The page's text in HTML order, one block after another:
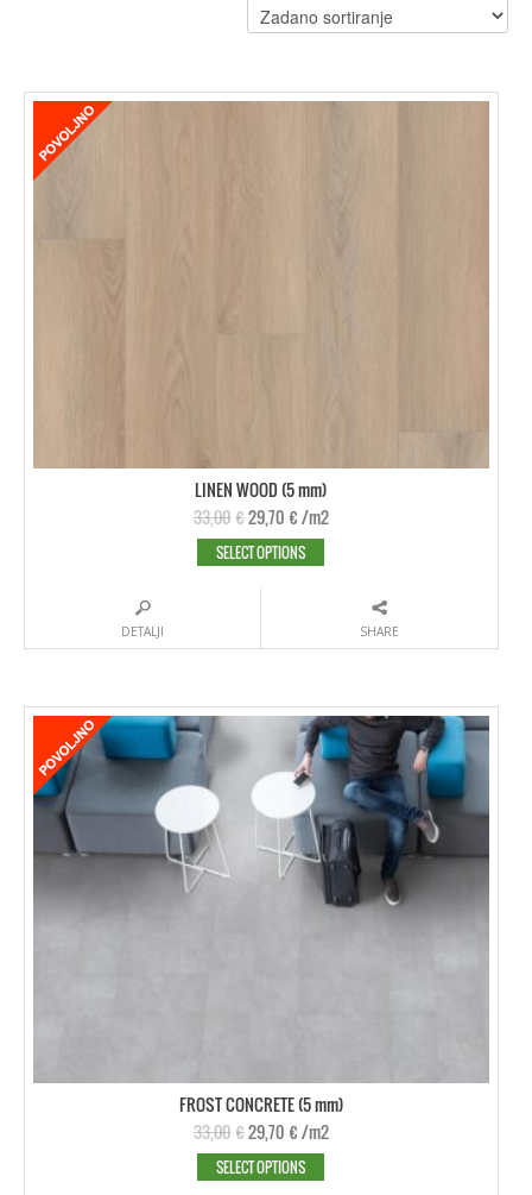
LINEN WOOD (5 mm)
33,00 €29,70 €/m2
SELECT OPTIONS
DETALJI SHARE
FROST CONCRETE (5 mm)
33,00 €29,70 €/m2
SELECT OPTIONS